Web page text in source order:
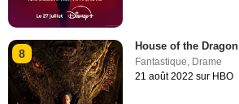
8
House of the Dragon
Fantastique, Drame
21 août 2022 sur HBO